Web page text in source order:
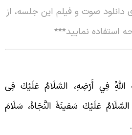
صوت و فیلم این جلسه، از
نمایید***
فِي أَرْضِهِ، السَّلَامُ عَلَيْكَ فِی
عَلَيْكَ سَفینَۀَ النَّجَاۀ، سَلَامَ